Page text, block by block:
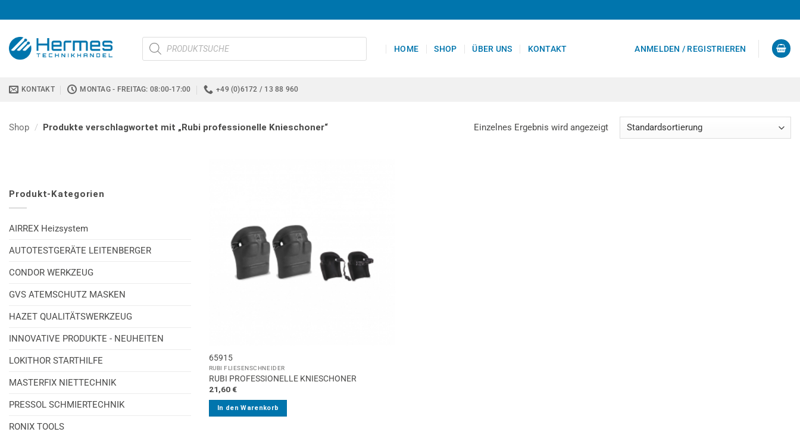
Inhalt
springen
Products
search
HOME SHOP ÜBER UNS KONTAKT ANMELDEN / REGISTRIEREN
KONTAKT MONTAG - FREITAG: 08:00-17:00 +49 (0)6172 / 13 88 960
Shop / Produkte verschlagwortet mit „Rubi professionelle Knieschoner“ Einzelnes Ergebnis wird angezeigt
Produkt-Kategorien
AIRREX Heizsystem
AUTOTESTGERÄTE LEITENBERGER
CONDOR WERKZEUG
GVS ATEMSCHUTZ MASKEN
HAZET QUALITÄTSWERKZEUG
INNOVATIVE PRODUKTE - NEUHEITEN
LOKITHOR STARTHILFE
MASTERFIX NIETTECHNIK
PRESSOL SCHMIERTECHNIK
RONIX TOOLS
65915
RUBI FLIESENSCHNEIDER
RUBI PROFESSIONELLE KNIESCHONER
21,60€
In den Warenkorb